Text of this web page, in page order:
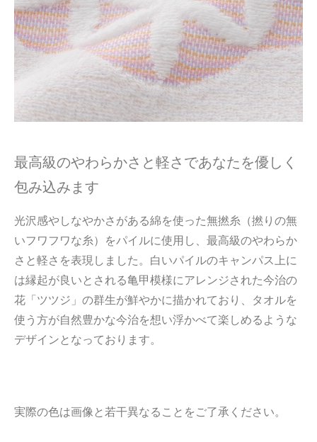
最高級のやわらかさと軽さであなたを優しく
包み込みます
光沢感やしなやかさがある綿を使った無撚糸（撚りの無
いフワフワな糸）をパイルに使用し、最高級のやわらか
さと軽さを表現しました。白いパイルのキャンパス上に
は縁起が良いとされる亀甲模様にアレンジされた今治の
花「ツツジ」の群生が鮮やかに描かれており、タオルを
使う方が自然豊かな今治を想い浮かべて楽しめるような
デザインとなっております。
実際の色は画像と若干異なることをご了承ください。